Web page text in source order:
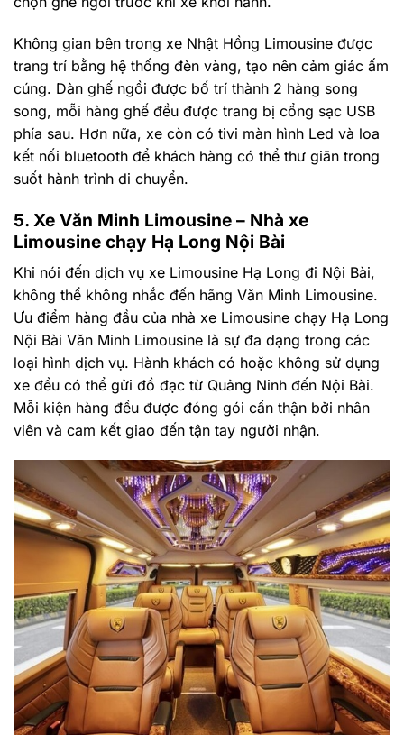
Không gian bên trong xe Nhật Hồng Limousine được
trang trí bằng hệ thống đèn vàng, tạo nên cảm giác ấm
cúng. Dàn ghế ngồi được bố trí thành 2 hàng song
song, mỗi hàng ghế đều được trang bị cổng sạc USB
phía sau. Hơn nữa, xe còn có tivi màn hình Led và loa
kết nối bluetooth để khách hàng có thể thư giãn trong
suốt hành trình di chuyển.
5. Xe Văn Minh Limousine – Nhà xe
Limousine chạy Hạ Long Nội Bài
Khi nói đến dịch vụ xe Limousine Hạ Long đi Nội Bài,
không thể không nhắc đến hãng Văn Minh Limousine.
Ưu điểm hàng đầu của nhà xe Limousine chạy Hạ Long
Nội Bài Văn Minh Limousine là sự đa dạng trong các
loại hình dịch vụ. Hành khách có hoặc không sử dụng
xe đều có thể gửi đồ đạc từ Quảng Ninh đến Nội Bài.
Mỗi kiện hàng đều được đóng gói cẩn thận bởi nhân
viên và cam kết giao đến tận tay người nhận.